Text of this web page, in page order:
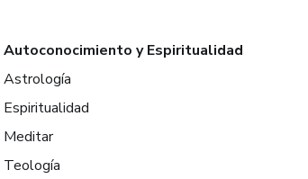
Autoconocimiento y Espiritualidad
Astrología
Espiritualidad
Meditar
Teología